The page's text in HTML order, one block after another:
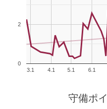
3.1 4.1 5.1 6.1
0
2
守備ポ